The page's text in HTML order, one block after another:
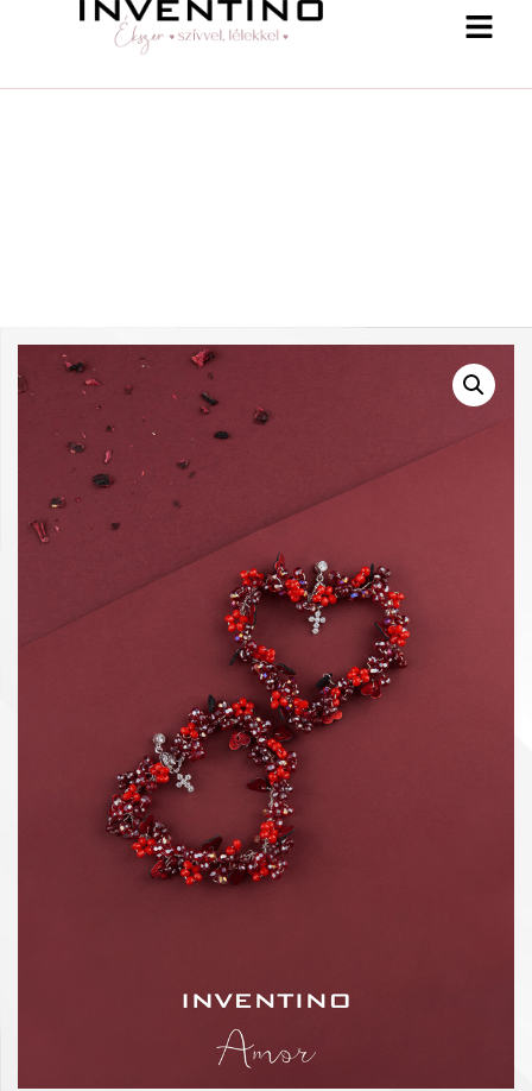
-25 % a webshopban! Kupon: summer25
Shop